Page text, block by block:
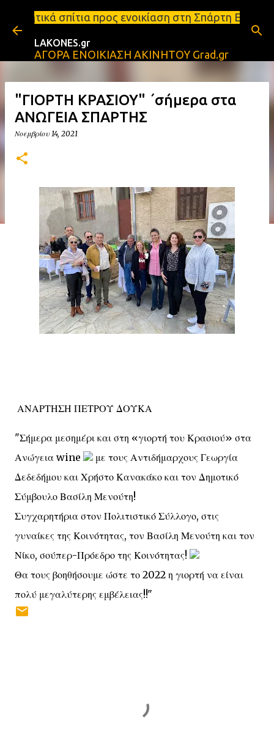
Μετάβαση στο κύριο περιεχόμενο
προς ενοικίαση στη Σπάρτη Ενοικιάσεις
LAKONES.gr
ΑΓΟΡΑ ΕΝΟΙΚΙΑΣΗ ΑΚΙΝΗΤΟΥ Grad.gr
"ΓΙΟΡΤΗ ΚΡΑΣΙΟΥ" ΄σήμερα στα
ΑΝΩΓΕΙΑ ΣΠΑΡΤΗΣ
Νοεμβρίου 14, 2021
ΑΝΑΡΤΗΣΗ ΠΕΤΡΟΥ ΔΟΥΚΑ
"Σήμερα μεσημέρι και στη «γιορτή του Κρασιού» στα
Ανώγεια wine
με τους Αντιδήμαρχους Γεωργία
Δεδεδήμου και Χρήστο Κανακάκο και τον Δημοτικό
Σύμβουλο Βασίλη Μενούτη!
Συγχαρητήρια στον Πολιτιστικό Σύλλογο, στις
γυναίκες της Κοινότητας, τον Βασίλη Μενούτη και τον
Νίκο, σούπερ-Πρόεδρο της Κοινότητας!
Θα τους βοηθήσουμε ώστε το 2022 η γιορτή να είναι
πολύ μεγαλύτερης εμβέλειας!!"